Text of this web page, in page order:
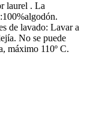
laurel . La
de lavado: Lavar a
No se puede
máximo 110º C.